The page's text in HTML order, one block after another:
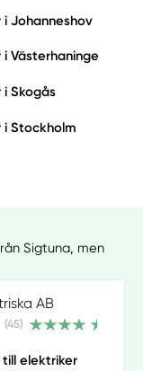
i Johanneshov
i Västerhaninge
i Skogås
i Stockholm
Sigtuna, men
AB
(45)
till elektriker